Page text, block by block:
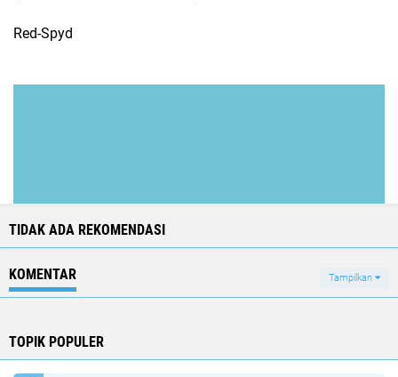
Red-Spyd
TIDAK ADA REKOMENDASI
KOMENTAR Tampilkan
TOPIK POPULER